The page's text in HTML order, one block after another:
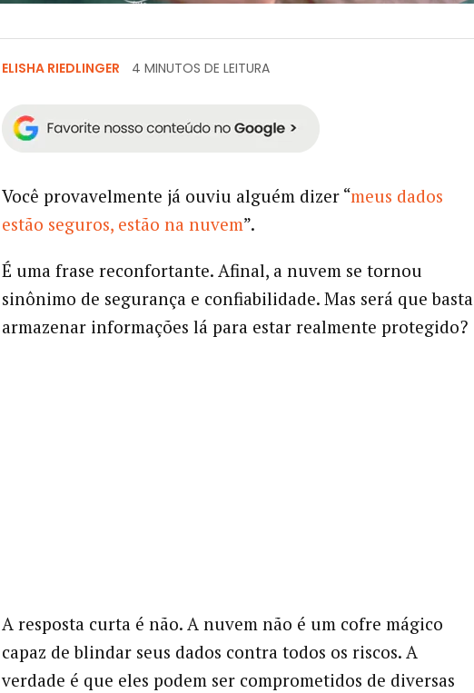
ELISHA RIEDLINGER 4 MINUTOS DE LEITURA
Você provavelmente já ouviu alguém dizer “meus dados
estão seguros, estão na nuvem”.
É uma frase reconfortante. Afinal, a nuvem se tornou
sinônimo de segurança e confiabilidade. Mas será que basta
armazenar informações lá para estar realmente protegido?
A resposta curta é não. A nuvem não é um cofre mágico
capaz de blindar seus dados contra todos os riscos. A
verdade é que eles podem ser comprometidos de diversas